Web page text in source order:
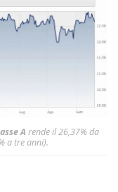
A rende il 26,37% da
a tre anni).